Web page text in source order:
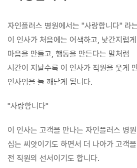
의료장비 소개
비급여 진료비
자인플러스 병원에서는 "사랑합니다" 라
이 인사가 처음에는 어색하고, 낯간지럽
마음을 만들고, 행동을 만든다는 말처럼
시간이 지날수록 이 인사가 직원을 웃게
인사임을 늘 깨닫게 됩니다.
"사랑합니다"
이 인사는 고객을 만나는 자인플러스 병
심는 씨앗이기도 하면서 더 나아가 고객
전 직원의 선서이기도 합니다.